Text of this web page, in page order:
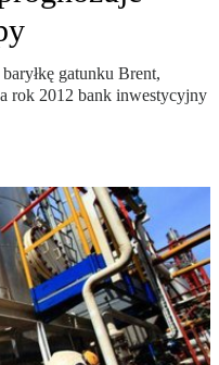
gatunku Brent,
rok 2012 bank inwestycyjny